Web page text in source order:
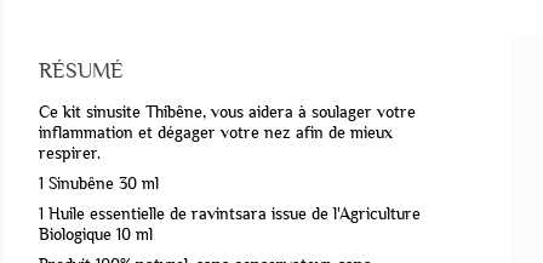
RÉSUMÉ
Ce kit sinusite Thibêne, vous aidera à soulager votre
inflammation et dégager votre nez afin de mieux
respirer.
1 Sinubêne 30 ml
1 Huile essentielle de ravintsara issue de l'Agriculture
Biologique 10 ml